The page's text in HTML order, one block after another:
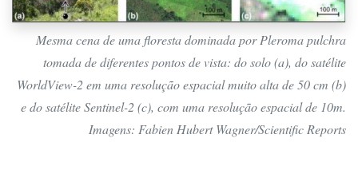
Mesma cena de uma floresta dominada por Pleroma pulchra
tomada de diferentes pontos de vista: do solo (a), do satélite
WorldView-2 em uma resolução espacial muito alta de 50 cm (b)
e do satélite Sentinel-2 (c), com uma resolução espacial de 10m.
Imagens: Fabien Hubert Wagner/Scientific Reports